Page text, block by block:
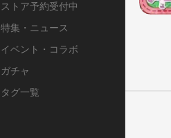
ストア予約受付中
特集・ニュース
イベント・コラボ
ガチャ
タグ一覧